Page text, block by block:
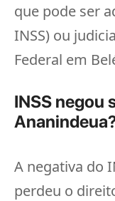
que pode ser
INSS) ou
Federal em
INSS negou
A negativa do
perdeu o